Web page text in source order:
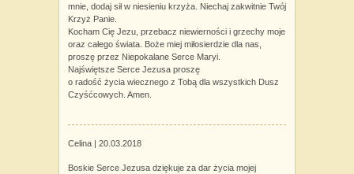
mnie, dodaj sił w niesieniu krzyża. Niechaj zakwitnie Twój
Krzyż Panie.
Kocham Cię Jezu, przebacz niewierności i grzechy moje
oraz całego świata. Boże miej miłosierdzie dla nas,
proszę przez Niepokalane Serce Maryi.
Najświętsze Serce Jezusa proszę
o radość życia wiecznego z Tobą dla wszystkich Dusz
Czyśćcowych. Amen.
Celina | 20.03.2018
Boskie Serce Jezusa dziękuje za dar życia mojej